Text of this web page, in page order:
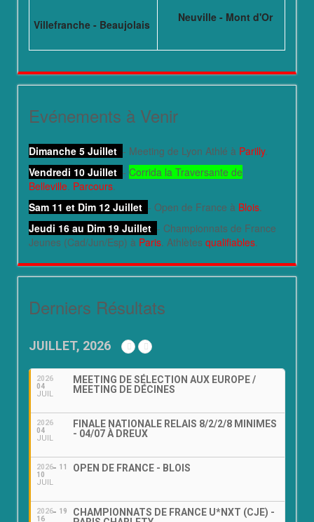
Villefranche - Beaujolais
Neuville - Mont d'Or
Evénements à Venir
Dimanche 5 Juillet - Meeting de Lyon Athlé à Parilly.
Vendredi 10 Juillet - Corrida la Traversante de
Belleville. Parcours.
Sam 11 et Dim 12 Juillet - Open de France à Blois.
Jeudi 16 au Dim 19 Juillet - Championnats de France
Jeunes (Cad/Jun/Esp) à Paris. Athlètes qualifiables.
Derniers Résultats
JUILLET, 2026
2026
04
JUIL
MEETING DE SÉLECTION AUX EUROPE /
MEETING DE DÉCINES
2026
04
JUIL
FINALE NATIONALE RELAIS 8/2/2/8 MINIMES
- 04/07 À DREUX
2026
10
JUIL
11 OPEN DE FRANCE - BLOIS
2026
16
19
CHAMPIONNATS DE FRANCE U*NXT (CJE) -